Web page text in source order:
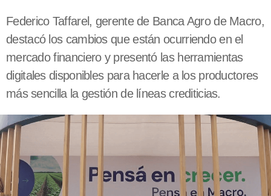
Federico Taffarel, gerente de Banca Agro de Macro,
destacó los cambios que están ocurriendo en el
mercado financiero y presentó las herramientas
digitales disponibles para hacerle a los productores
más sencilla la gestión de líneas crediticias.